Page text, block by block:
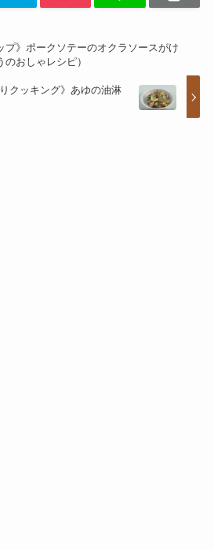
プ》ポークソテーのオクラソースがけ
のおしゃレシピ）
クッキング》あゆの油淋